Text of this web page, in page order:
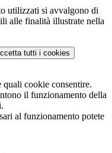
utilizzati si avvalgono di
alle finalità illustrate nella
tutti i cookies
quali cookie consentire.
il funzionamento della
al funzionamento potete